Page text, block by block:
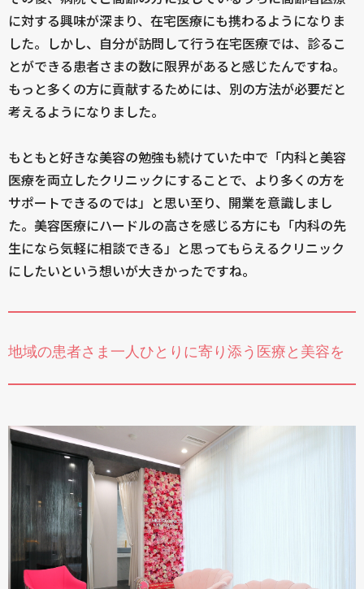
に対する興味が深まり、在宅医療にも携わるようになりま
した。しかし、自分が訪問して行う在宅医療では、診るこ
とができる患者さまの数に限界があると感じたんですね。
もっと多くの方に貢献するためには、別の方法が必要だと
考えるようになりました。
もともと好きな美容の勉強も続けていた中で「内科と美容
医療を両立したクリニックにすることで、より多くの方を
サポートできるのでは」と思い至り、開業を意識しまし
た。美容医療にハードルの高さを感じる方にも「内科の先
生になら気軽に相談できる」と思ってもらえるクリニック
にしたいという想いが大きかったですね。
地域の患者さま一人ひとりに寄り添う医療と美容を